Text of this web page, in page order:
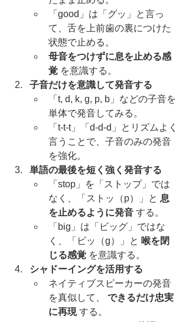
「good」は「グッ」と言っ
て、舌を上前歯の裏につけた
状態で止める。
母音をつけずに息を止める感
覚 を意識する。
子音だけを意識して発音する
「t, d, k, g, p, b」などの子音を
単体で発音してみる。
「t-t-t」「d-d-d」とリズムよく
言うことで、子音のみの発音
を強化。
単語の最後を短く強く発音する
「stop」を「ストップ」では
なく、「ストッ（p）」と 息
を止めるように発音 する。
「big」は「ビッグ」ではな
く、「ビッ（g）」と 喉を閉
じる感覚 を意識する。
シャドーイングを活用する
ネイティブスピーカーの発音
を真似して、 できるだけ忠実
に再現 する。